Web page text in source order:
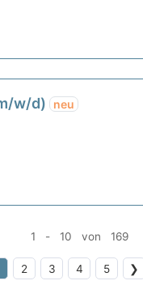
w/d) neu
1 - 10 von 169
2 3 4 5 ❯